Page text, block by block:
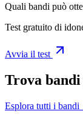
Quali bandi può
Test gratuito di
Avvia il test
Trova
Esplora tutti i